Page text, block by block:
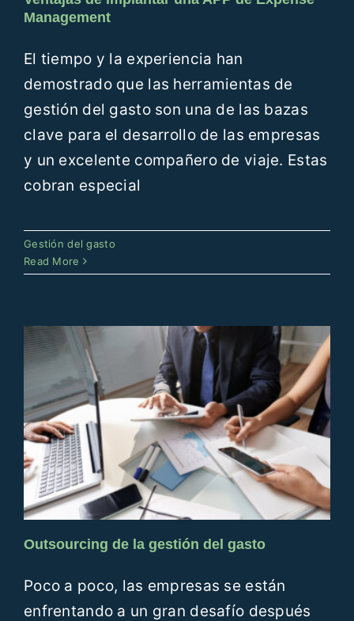
Management
El tiempo y la experiencia han
demostrado que las herramientas de
gestión del gasto son una de las bazas
clave para el desarrollo de las empresas
y un excelente compañero de viaje. Estas
cobran especial
Gestión del gasto
Read More
Outsourcing de la gestión del
Outsourcing de la gestión del gasto
Poco a poco, las empresas se están
enfrentando a un gran desafío después